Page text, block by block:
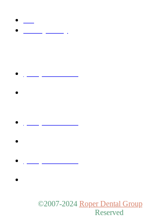
©2007-2024 Roper Dental Group
Reserved